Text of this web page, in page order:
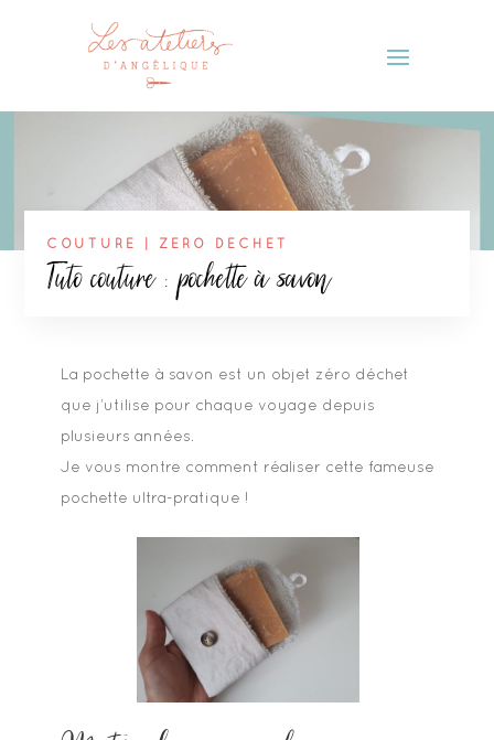
COUTURE ZÉRO DÉCHET
Tuto couture : pochette à savon
La pochette à savon est un objet zéro déchet
que j’utilise pour chaque voyage depuis
plusieurs années.
Je vous montre comment réaliser cette fameuse
pochette ultra-pratique !